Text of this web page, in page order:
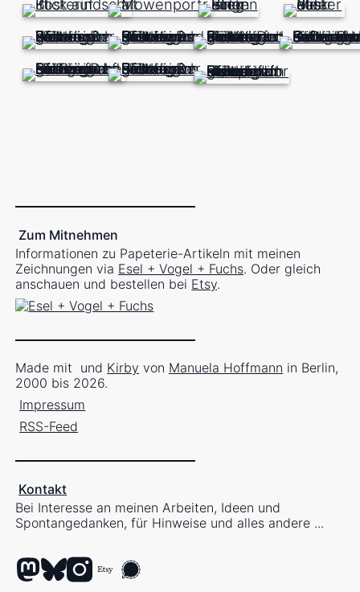
Zum Mitnehmen
Informationen zu Papeterie-Artikeln mit meinen
Zeichnungen via Esel + Vogel + Fuchs. Oder gleich
anschauen und bestellen bei Etsy.
Made mit und Kirby von Manuela Hoffmann in Berlin,
2000 bis 2026.
Impressum
RSS-Feed
Kontakt
Bei Interesse an meinen Arbeiten, Ideen und
Spontangedanken, für Hinweise und alles andere ...